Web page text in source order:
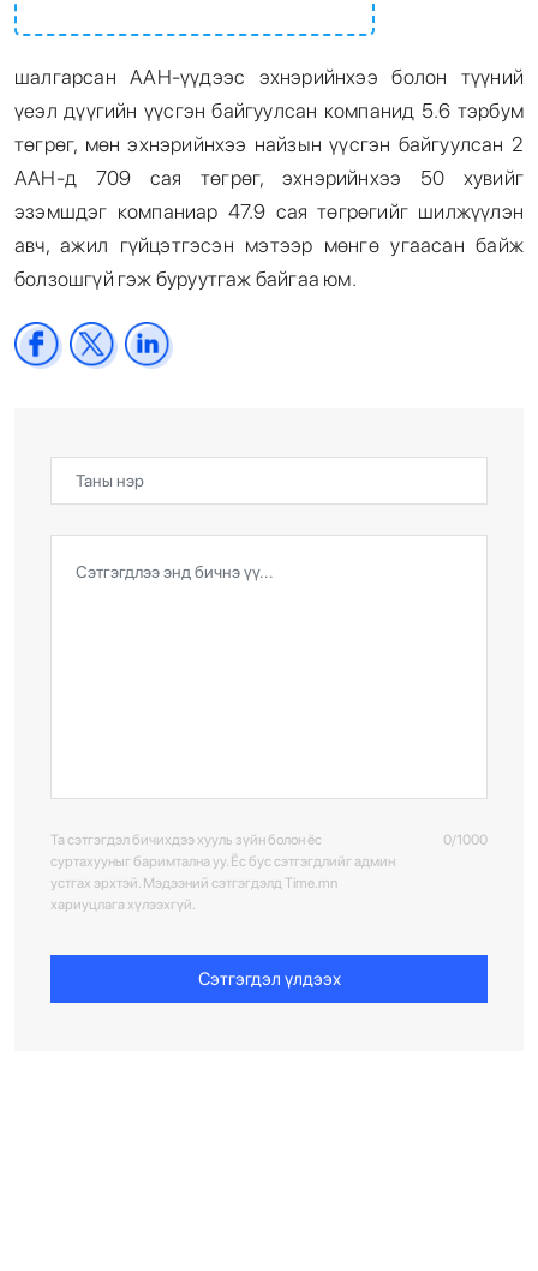
шалгарсан ААН-үүдээс эхнэрийнхээ болон түүний
үеэл дүүгийн үүсгэн байгуулсан компанид 5.6 тэрбум
төгрөг, мөн эхнэрийнхээ найзын үүсгэн байгуулсан 2
ААН-д 709 сая төгрөг, эхнэрийнхээ 50 хувийг
эзэмшдэг компаниар 47.9 сая төгрөгийг шилжүүлэн
авч, ажил гүйцэтгэсэн мэтээр мөнгө угаасан байж
болзошгүй гэж буруутгаж байгаа юм.
Та сэтгэгдэл бичихдээ хууль зүйн болон ёс
суртахууныг баримтална уу. Ёс бус сэтгэгдлийг админ
устгах эрхтэй. Мэдээний сэтгэгдэлд Time.mn
хариуцлага хүлээхгүй.
0/1000
Сэтгэгдэл үлдээх